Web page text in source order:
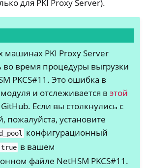
для PKI Proxy Server).
машинах PKI Proxy Server
во время процедуры выгрузки
PKCS#11. Это ошибка в
и отслеживается в этой
Если вы столкнулись с
пожалуйста, установите
конфигурационный
true в вашем
файле NetHSM PKCS#11.